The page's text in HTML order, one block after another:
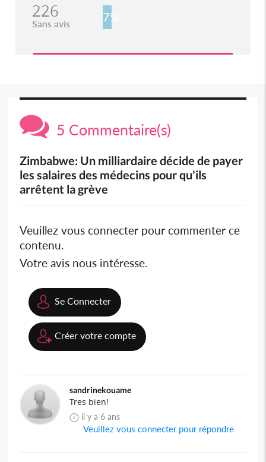
226
Sans avis 7%
5 Commentaire(s)
Zimbabwe: Un milliardaire décide de payer
les salaires des médecins pour qu'ils
arrêtent la grève
Veuillez vous connecter pour commenter ce
contenu.
Votre avis nous intéresse.
Se Connecter
Créer votre compte
sandrinekouame
Tres bien!
il y a 6 ans
Veuillez vous connecter pour répondre